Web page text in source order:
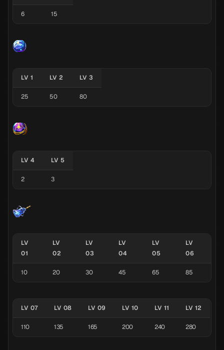
6 15
LV 1 LV 2 LV 3
25 50 80
LV 4 LV 5
2 3
LV
01
LV
02
LV
03
LV
04
LV
05
LV
06
10 20 30 45 65 85
LV 07 LV 08 LV 09 LV 10 LV 11 LV 12
110 135 165 200 240 280